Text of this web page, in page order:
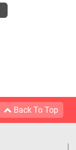
Back To Top